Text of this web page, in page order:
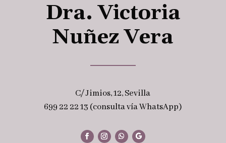
Dra. Victoria
Nuñez Vera
C/ Jimios, 12, Sevilla
699 22 22 13 (consulta vía WhatsApp)